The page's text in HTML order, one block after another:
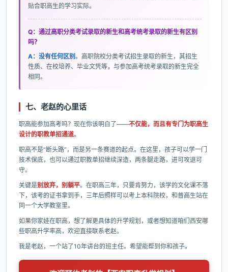
贴合职高生的学习实际。
Q：通过高职分类考试录取的新生和高考统考录取的新生有区别
吗？
A：没有任何区别。高职院校分类考试招生录取的新生，其招生
性质、在校培养、毕业文凭等，与参加高考统考录取的新生完全
相同。
七、老赵的心里话
职高能参加高考吗？现在你该明白了——不仅能，而且有专门为职高生
设计的职教单招通道。
职高不是“断头路”，而是另一条赛道的起点。在这里，孩子可以学一门
技术保底，也可以通过职教单招继续深造，两条腿走路，进可攻退可
守。
关键是别放弃，别躺平。在职高三年，只要肯努力，该学的文化课不落
下，该考的证书拿到手，三年后照样可以考上本科院校，和普高生站在
同一个大学教室里。
如果你家娃在职高，想了解更具体的升学规划，或者想知道咱们西安哪
些职高升学率高，欢迎直接联系老赵。
我是老赵，一个站了10年讲台的班主任。希望能帮到你和孩子。